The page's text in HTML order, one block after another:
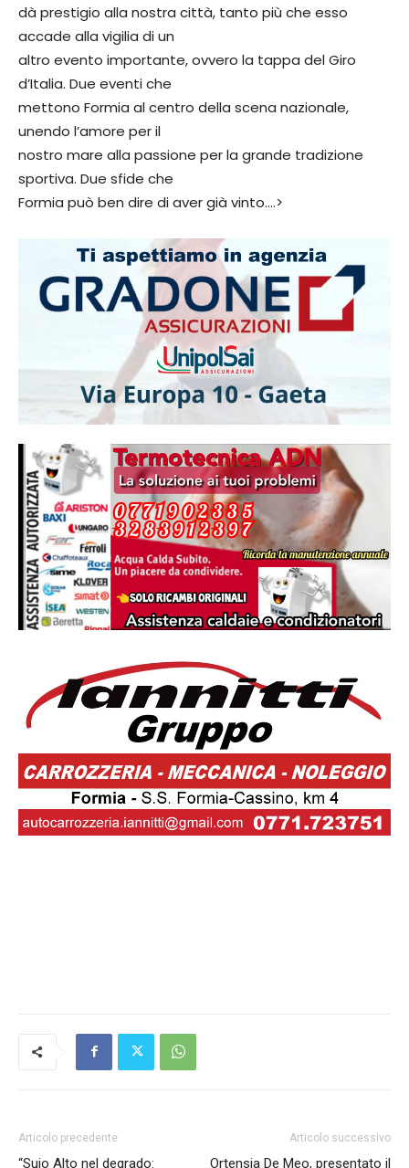
dà prestigio alla nostra città, tanto più che esso
accade alla vigilia di un
altro evento importante, ovvero la tappa del Giro
d’Italia. Due eventi che
mettono Formia al centro della scena nazionale,
unendo l’amore per il
nostro mare alla passione per la grande tradizione
sportiva. Due sfide che
Formia può ben dire di aver già vinto….>
Articolo precedente
“Suio Alto nel degrado:
Articolo successivo
Ortensia De Meo, presentato il